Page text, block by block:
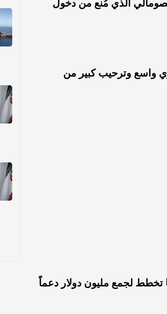
الذي مُنع من دخول
واسع وترحيب كبير من
تخطط لجمع مليون دولار دعماً